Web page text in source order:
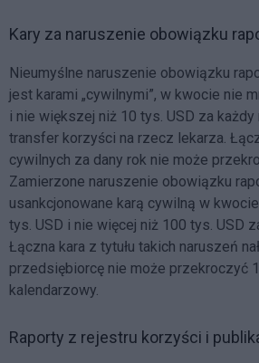
Kary za naruszenie obowiązku
Nieumyślne naruszenie obowiązku
jest karami „cywilnymi”, w kwocie nie
i nie większej niż 10 tys. USD za
transfer korzyści na rzecz lekarza.
cywilnych za dany rok nie może
Zamierzone naruszenie obowiązku
usankcjonowane karą cywilną w
tys. USD i nie więcej niż 100 tys. USD
Łączna kara z tytułu takich naruszeń
przedsiębiorcę nie może przekroczyć
kalendarzowy.
Raporty z rejestru korzyści i